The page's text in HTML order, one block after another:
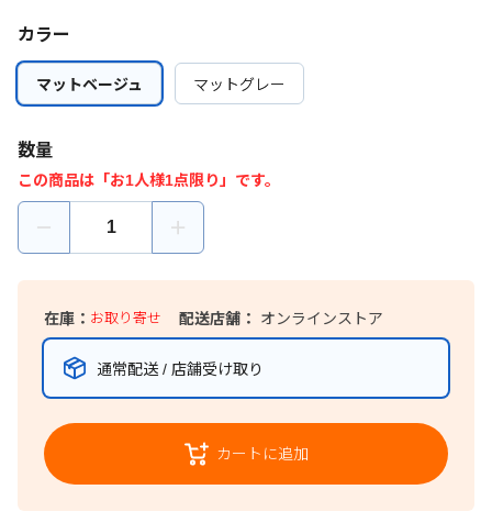
カラー
マットベージュ
マットベージュ マットグレー
マットグレー
数量
この商品は「お1人様1点限り」です。
在庫： お取り寄せ 配送店舗： オンラインストア
通常配送 / 店舗受け取り
カートに追加